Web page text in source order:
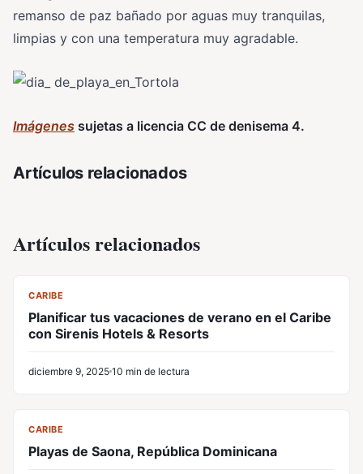
remanso de paz bañado por aguas muy tranquilas,
limpias y con una temperatura muy agradable.
Imágenes sujetas a licencia CC de denisema 4.
Artículos relacionados
Artículos relacionados
CARIBE
Planificar tus vacaciones de verano en el Caribe
con Sirenis Hotels & Resorts
diciembre 9, 2025 10 min de lectura
CARIBE
Playas de Saona, República Dominicana